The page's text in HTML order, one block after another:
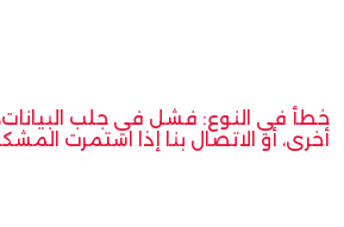
خطأ في النوع: فشل في جلب
أخرى، أو الاتصال بنا إذا استمرت